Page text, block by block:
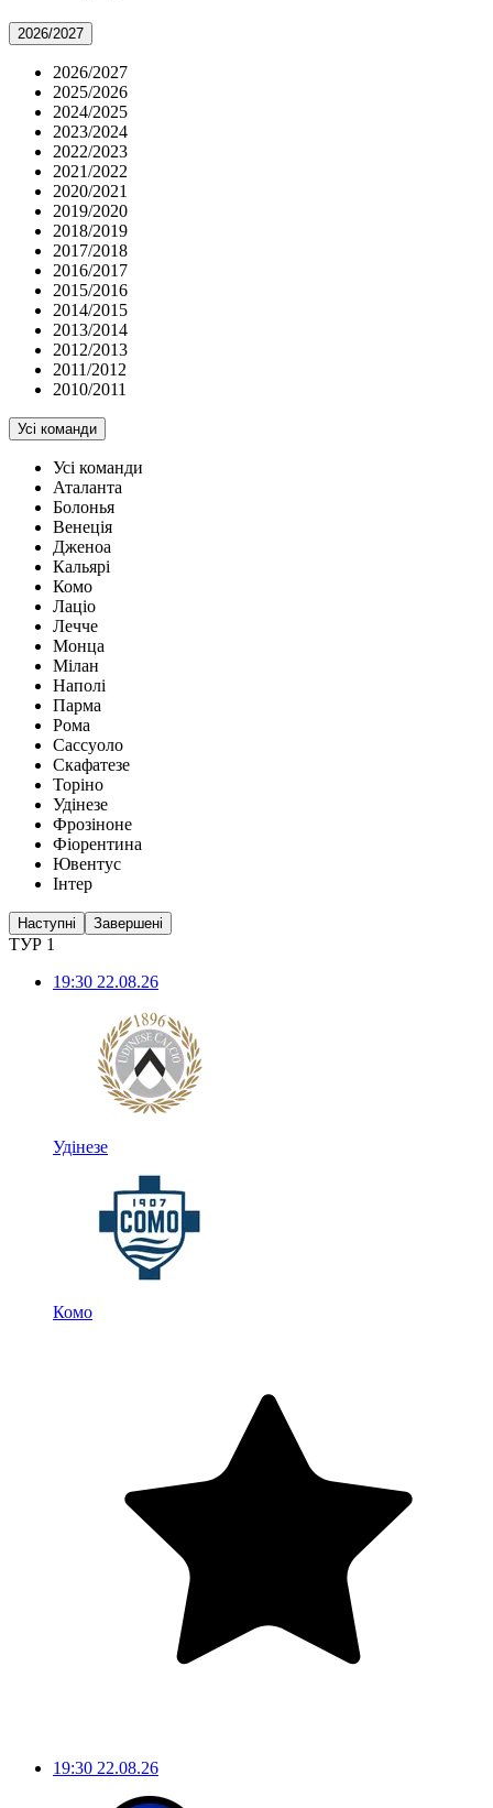
2026/2027
2026/2027
2025/2026
2024/2025
2023/2024
2022/2023
2021/2022
2020/2021
2019/2020
2018/2019
2017/2018
2016/2017
2015/2016
2014/2015
2013/2014
2012/2013
2011/2012
2010/2011
Усі команди
Усі команди
Аталанта
Болонья
Венеція
Дженоа
Кальярі
Комо
Лаціо
Лечче
Монца
Мілан
Наполі
Парма
Рома
Сассуоло
Скафатезе
Торіно
Удінезе
Фрозіноне
Фіорентина
Ювентус
Інтер
Наступні Завершені
ТУР 1
19:30 22.08.26
Удінезе
Комо
19:30 22.08.26